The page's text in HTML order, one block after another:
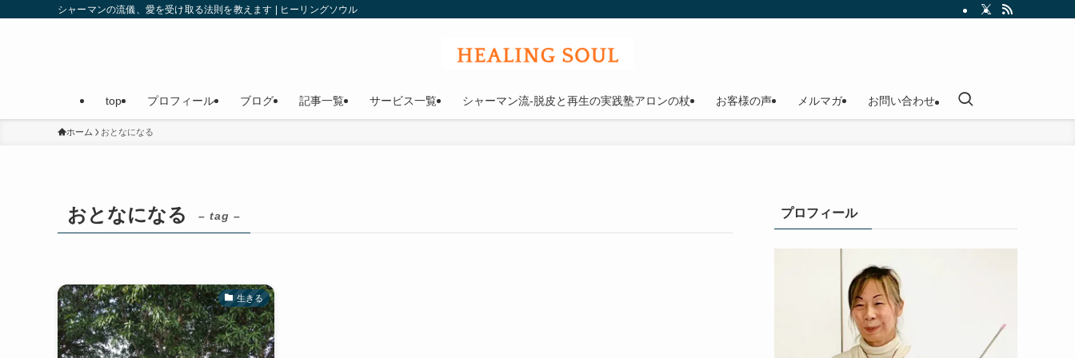
シャーマンの流儀、愛を受け取る法則を教えます | ヒーリングソウル
top プロフィール ブログ 記事一覧 サービス一覧 シャーマン流-脱皮と再生の実践塾アロンの杖 お客様の声 メルマガ お問い合わせ
ホーム おとなになる
おとなになる – tag –
生きる
プロフィール